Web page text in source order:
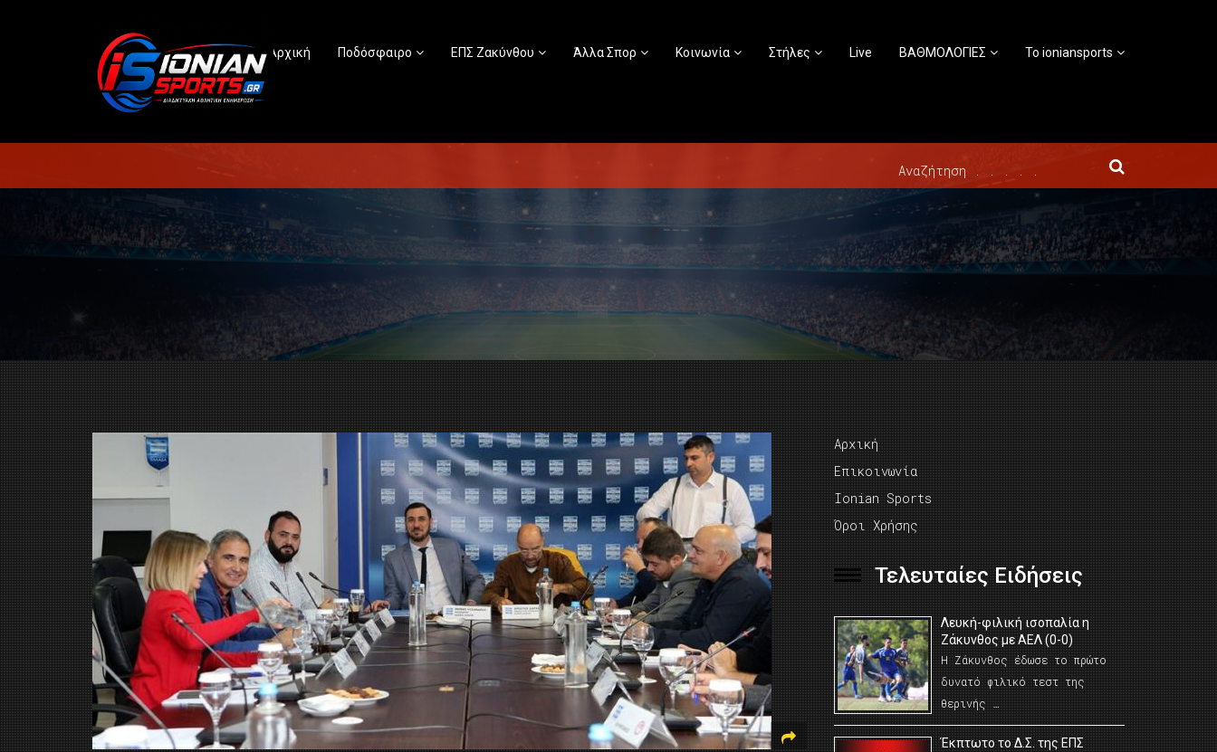
Αρχική Ποδόσφαιρο ΕΠΣ Ζακύνθου Άλλα Σπορ Κοινωνία Στήλες Live ΒΑΘΜΟΛΟΓΙΕΣ Το ioniansports
Αρχική
Επικοινωνία
Ionian Sports
Όροι Χρήσης
Τελευταίες Ειδήσεις
Λευκή-φιλική ισοπαλία η
Ζάκυνθος με ΑΕΛ (0-0)
Η Ζάκυνθος έδωσε το πρώτο
δυνατό φιλικό τεστ της
θερινής …
Έκπτωτο το Δ.Σ. της ΕΠΣ